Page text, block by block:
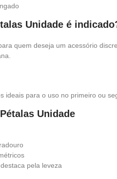
Unidade é
quem deseja um acessório
ideais para o uso no primeiro ou
Unidade
pela leveza